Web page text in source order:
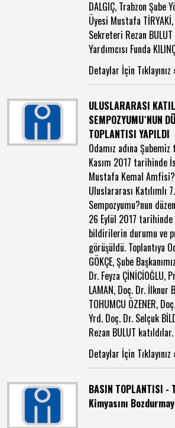
DALGIÇ, Trabzon Şube
Üyesi Mustafa
Sekreteri Rezan
Yardımcısı Funda
Detaylar İçin Tıklayınız
ULUSLARARASI
SEMPOZYUMU`NUN
TOPLANTISI YAPILDI
Odamız adına
Kasım 2017 tarihinde
Mustafa Kemal
Uluslararası Katılımlı
Sempozyumu?nun
26 Eylül 2017 tarihinde
bildirilerin durumu ve
görüşüldü. Toplantıya
GÖKÇE, Şube
Dr. Feyza ÇİNİCİOĞLU,
LAMAN, Doç. Dr. İlknur
TOHUMCU ÖZENER,
Yrd. Doç. Dr. Selçuk
Rezan BULUT katıldılar.
Detaylar İçin Tıklayınız
BASIN TOPLANTISI -
Kimyasını